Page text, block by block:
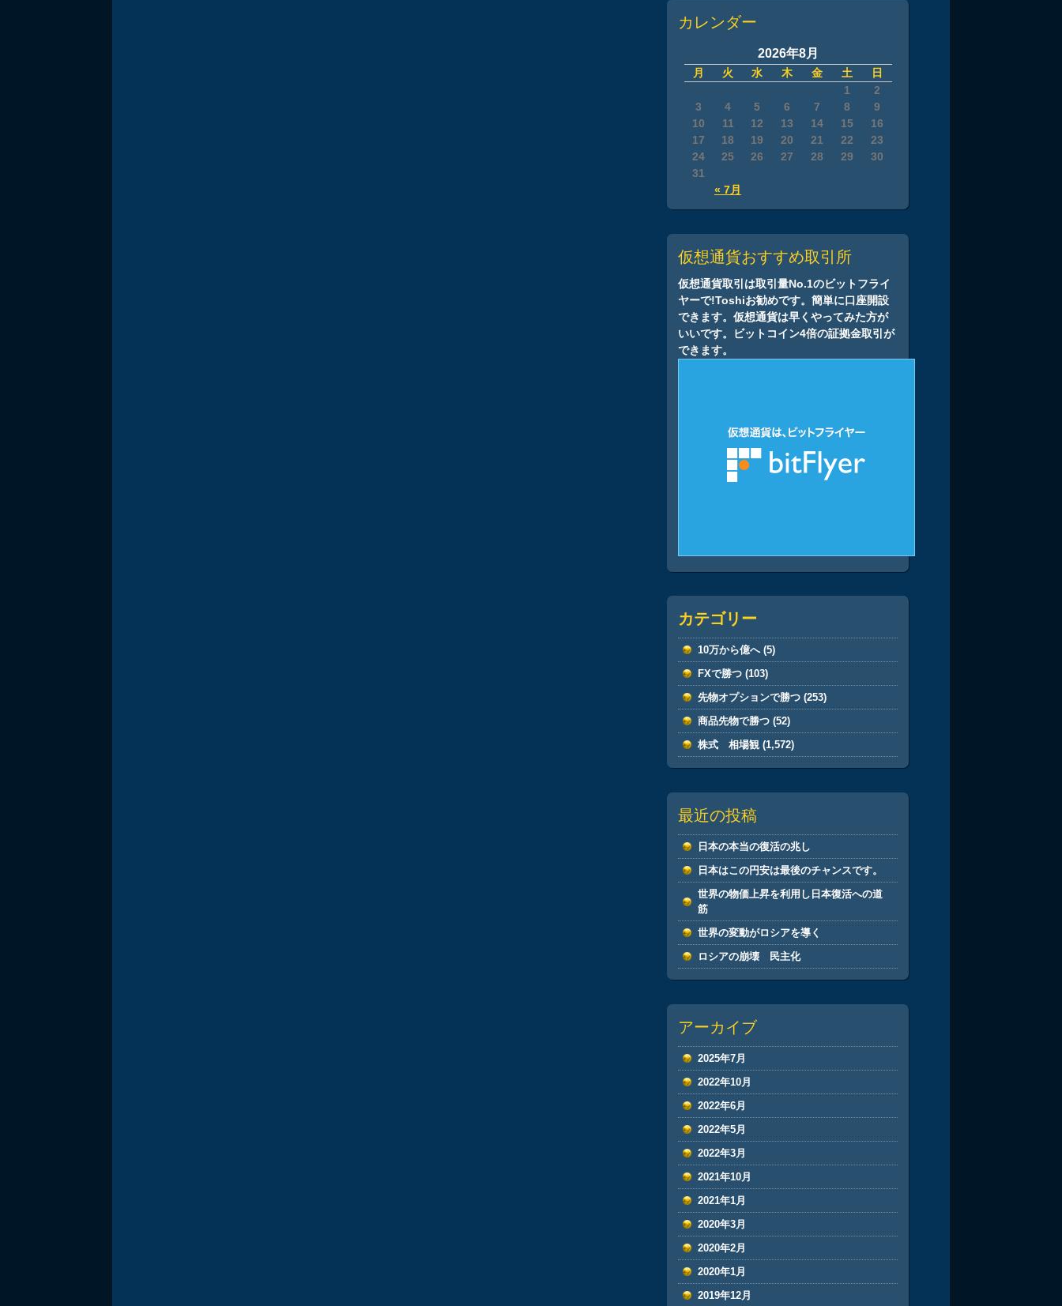
カレンダー
2026年8月
月 火 水 木 金 土 日
« 7月
1
2
3
4 5 6 7 8
9
10
11 12 13 14 15
16
17
18 19 20 21 22
23
24
25 26 27 28 29
30
31
仮想通貨おすすめ取引所
仮想通貨取引は取引量No.1のビットフライ
ヤーで!Toshiお勧めです。簡単に口座開設
できます。仮想通貨は早くやってみた方が
いいです。ビットコイン4倍の証拠金取引が
できます。
カテゴリー
10万から億へ(5)
FXで勝つ (103)
先物オプションで勝つ (253)
商品先物で勝つ (52)
株式 相場観 (1,572)
最近の投稿
日本の本当の復活の兆し
日本はこの円安は最後のチャンスです。
世界の物価上昇を利用し日本復活への道
筋
世界の変動がロシアを導く
ロシアの崩壊 民主化
アーカイブ
2025年7月
2022年10月
2022年6月
2022年5月
2022年3月
2021年10月
2021年1月
2020年3月
2020年2月
2020年1月
2019年12月